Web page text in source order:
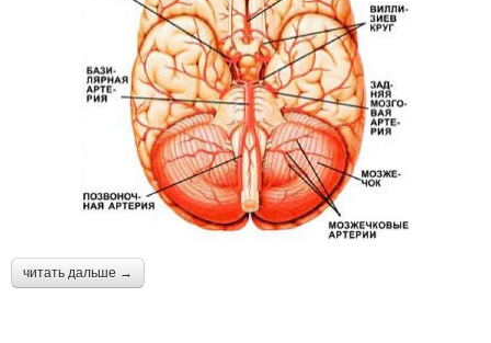
читать дальше →